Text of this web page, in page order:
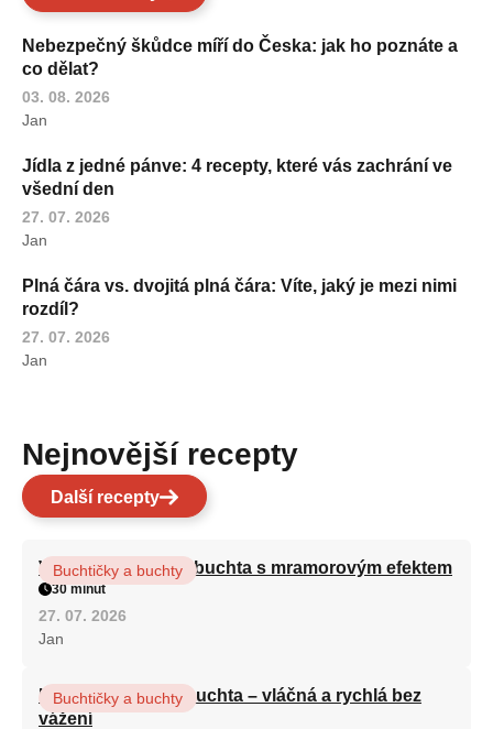
Nebezpečný škůdce míří do Česka: jak ho poznáte a
co dělat?
03. 08. 2026
Jan
Jídla z jedné pánve: 4 recepty, které vás zachrání ve
všední den
27. 07. 2026
Jan
Plná čára vs. dvojitá plná čára: Víte, jaký je mezi nimi
rozdíl?
27. 07. 2026
Jan
Nejnovější recepty
Další recepty
Vláčná olejová litá buchta s mramorovým efektem
Buchtičky a buchty
30 minut
27. 07. 2026
Jan
Hrnková maková buchta – vláčná a rychlá bez
vážení
Buchtičky a buchty